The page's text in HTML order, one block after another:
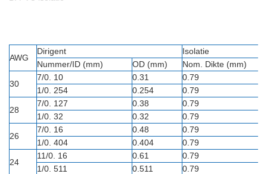
AWG
Dirigent
Isolatie
Nummer/ID (mm)
OD (mm) Nom. Dikte (mm)
30
7/0. 10 0.31
0.79
1/0. 254
0.254 0.79
28
7/0. 127 0.38
0.79
1/0. 32
0.32 0.79
26
7/0. 16 0.48
0.79
1/0. 404
0.404 0.79
24
11/0. 16 0.61
0.79
1/0. 511
0.511 0.79